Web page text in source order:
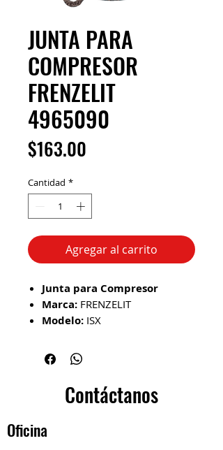
JUNTA PARA
COMPRESOR
FRENZELIT
4965090
$163.00
Cantidad *
Agregar al carrito
Junta para Compresor
Marca: FRENZELIT
Modelo: ISX
Aplicación:
aire o refrigeración,
compatibles con motores o
sistemas de modelo ISX
Estas piezas se utilizan para sellar
Contáctanos
Oficina